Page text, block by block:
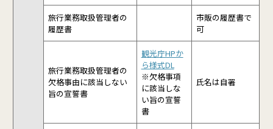
旅行業務取扱管理者の
履歴書
市販の履歴書で
可
旅行業務取扱管理者の
欠格事由に該当しない
旨の宣誓書
観光庁HPか
ら様式DL
※欠格事項
に該当しな
い旨の宣誓
書
氏名は自署